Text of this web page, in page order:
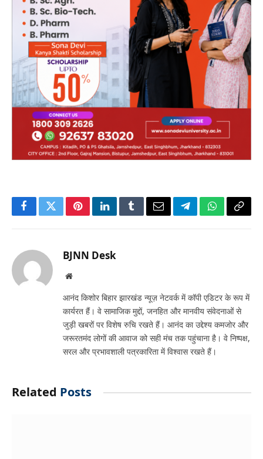
FacebookTwitterPinterestLinkedInTumblrEmailTelegramWhatsApp
Copy
BJNN Desk
Website
आनंद किशोर बिहार झारखंड न्यूज़ नेटवर्क में कॉपी एडिटर के रूप में
कार्यरत हैं। वे सामाजिक मुद्दों, जनहित और मानवीय संवेदनाओं से
जुड़ी खबरों पर विशेष रुचि रखते हैं। आनंद का उद्देश्य कमजोर और
जरूरतमंद लोगों की आवाज को सही मंच तक पहुंचाना है। वे निष्पक्ष,
सरल और प्रभावशाली पत्रकारिता में विश्वास रखते हैं।
Related Posts